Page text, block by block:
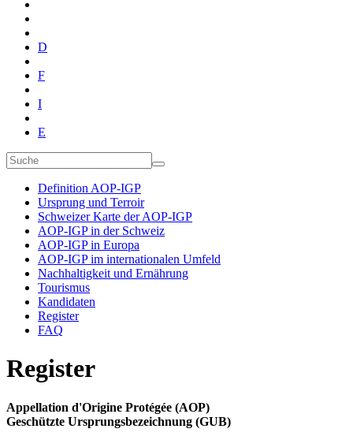
D
F
I
E
Definition AOP-IGP
Ursprung und Terroir
Schweizer Karte der AOP-IGP
AOP-IGP in der Schweiz
AOP-IGP in Europa
AOP-IGP im internationalen Umfeld
Nachhaltigkeit und Ernährung
Tourismus
Kandidaten
Register
FAQ
Register
Appellation d'Origine Protégée (AOP)
Geschützte Ursprungsbezeichnung (GUB)